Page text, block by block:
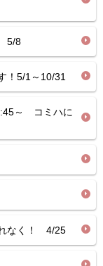
5/8
！5/1～10/31
～ コミハに
なく！ 4/25